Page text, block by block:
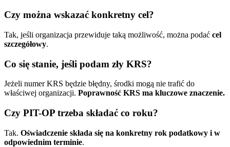
Czy można wskazać konkretny cel?
Tak, jeśli organizacja przewiduje taką możliwość, można podać cel
szczegółowy.
Co się stanie, jeśli podam zły KRS?
Jeżeli numer KRS będzie błędny, środki mogą nie trafić do
właściwej organizacji. Poprawność KRS ma kluczowe znaczenie.
Czy PIT-OP trzeba składać co roku?
Tak. Oświadczenie składa się na konkretny rok podatkowy i w
odpowiednim terminie.